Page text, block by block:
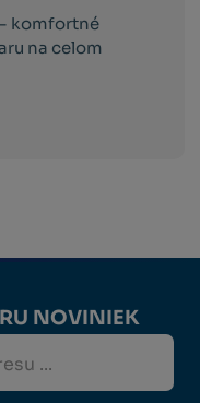
- komfortné
na celom
NOVINIEK